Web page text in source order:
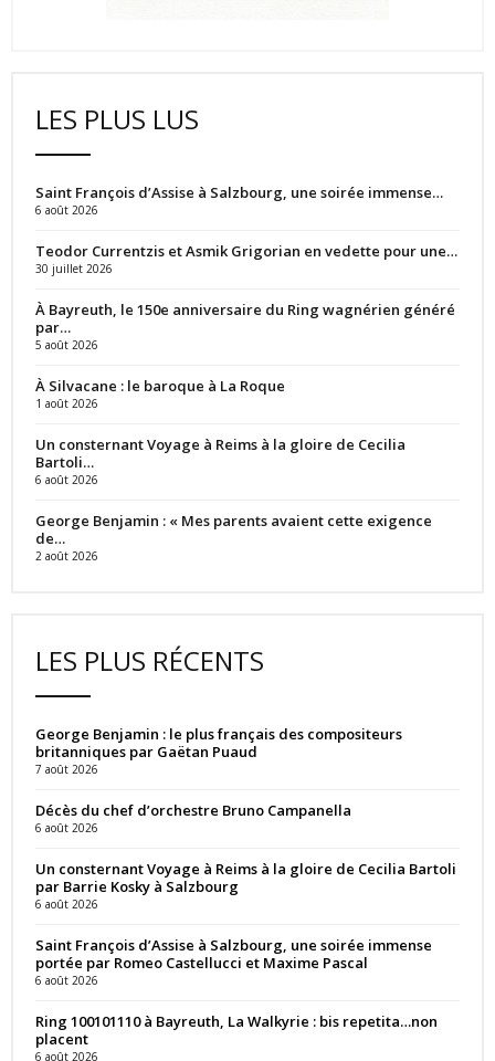
LES PLUS LUS
Saint François d’Assise à Salzbourg, une soirée immense…
6 août 2026
Teodor Currentzis et Asmik Grigorian en vedette pour une…
30 juillet 2026
À Bayreuth, le 150e anniversaire du Ring wagnérien généré
par…
5 août 2026
À Silvacane : le baroque à La Roque
1 août 2026
Un consternant Voyage à Reims à la gloire de Cecilia
Bartoli…
6 août 2026
George Benjamin : « Mes parents avaient cette exigence
de…
2 août 2026
LES PLUS RÉCENTS
George Benjamin : le plus français des compositeurs
britanniques par Gaëtan Puaud
7 août 2026
Décès du chef d’orchestre Bruno Campanella
6 août 2026
Un consternant Voyage à Reims à la gloire de Cecilia Bartoli
par Barrie Kosky à Salzbourg
6 août 2026
Saint François d’Assise à Salzbourg, une soirée immense
portée par Romeo Castellucci et Maxime Pascal
6 août 2026
Ring 100101110 à Bayreuth, La Walkyrie : bis repetita…non
placent
6 août 2026